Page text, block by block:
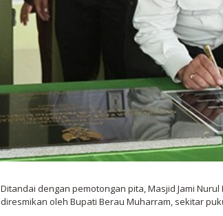
Ditandai dengan pemotongan pita, Masjid Jami
diresmikan oleh Bupati Berau Muharram, sekitar